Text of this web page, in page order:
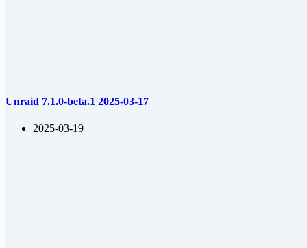
Unraid 7.1.0-beta.1 2025-03-17
2025-03-19